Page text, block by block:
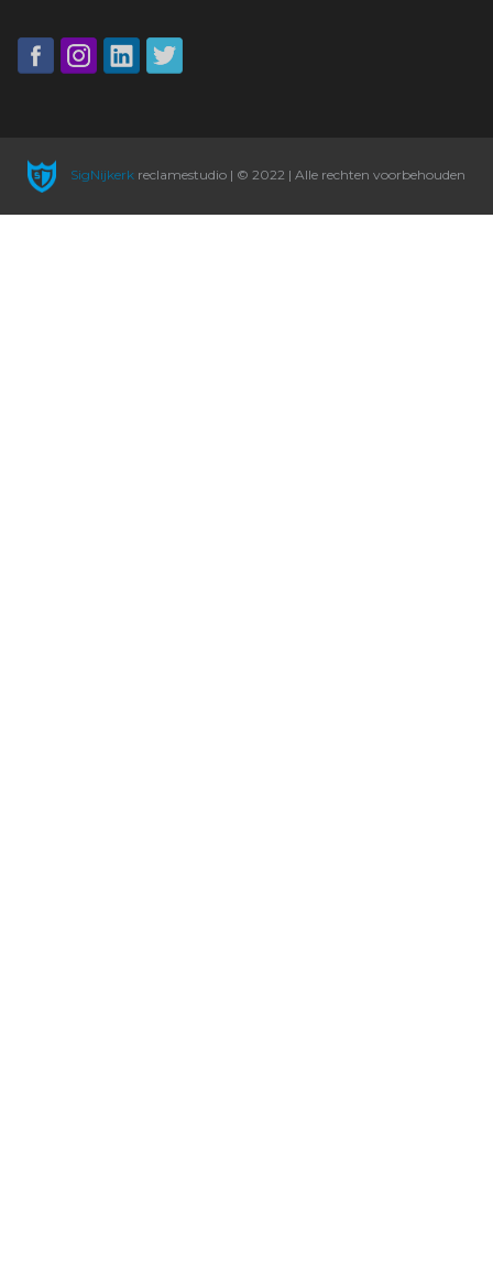
SigNijkerkreclamestudio | © 2022 | Alle rechten voorbehouden